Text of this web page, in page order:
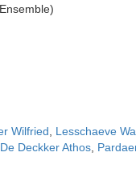
Wilfried Lesschaeve
De Deckker Athos